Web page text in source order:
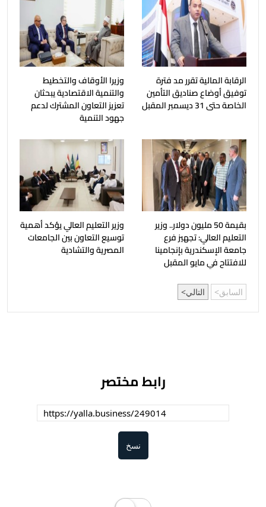
الرقابة المالية تقرر مد فترة
توفيق أوضاع صناديق التأمين
الخاصة حتى 31 ديسمبر المقبل
وزيرا الأوقاف والتخطيط
والتنمية الاقتصادية يبحثان
تعزيز التعاون المشترك لدعم
جهود التنمية
بقيمة 50 مليون دولار.. وزير
التعليم العالي: تجهيز فرع
جامعة الإسكندرية بإنجامينا
للافتتاح في مايو المقبل
وزير التعليم العالي يؤكد أهمية
توسيع التعاون بين الجامعات
المصرية والتشادية
السابق التالي
رابط مختصر
نسخ